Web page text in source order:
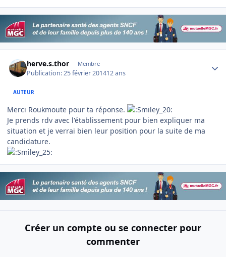
herve.s.thor Membre
Publication:25 février 201412 ans
AUTEUR
Merci Roukmoute pour ta réponse.
Je prends rdv avec l'établissement pour bien expliquer ma
situation et je verrai bien leur position pour la suite de ma
candidature.
Créer un compte ou se connecter pour
commenter